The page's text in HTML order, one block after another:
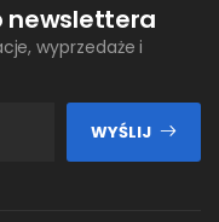
newslettera
wyprzedaże i
WYŚLIJ